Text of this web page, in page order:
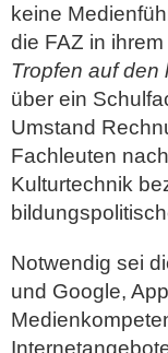
keine
die FAZ in
Tropfen auf den
über ein
Umstand
Fachleuten
Kulturtechnik
Notwendig sei
und Google,